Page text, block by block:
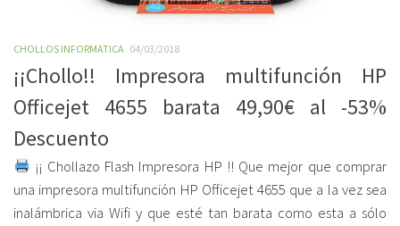
CHOLLOS INFORMATICA 04/03/2018
¡¡Chollo!! Impresora multifunción HP
Officejet 4655 barata 49,90€ al -53%
Descuento
¡¡ Chollazo Flash Impresora HP !! Que mejor que comprar
una impresora multifunción HP Officejet 4655 que a la vez sea
inalámbrica via Wifi y que esté tan barata como esta a sólo